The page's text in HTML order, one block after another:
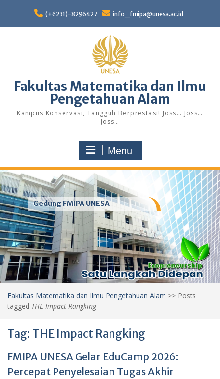
content
(+6231)-8296427 info_fmipa@unesa.ac.id
Fakultas Matematika dan Ilmu
Pengetahuan Alam
Kampus Konservasi, Tangguh Berprestasi! Joss… Joss…
Joss…
Menu
Gedung FMIPA UNESA
Fakultas Matematika dan Ilmu Pengetahuan Alam >> Posts
tagged THE Impact Rangking
Tag: THE Impact Rangking
FMIPA UNESA Gelar EduCamp 2026:
Percepat Penyelesaian Tugas Akhir